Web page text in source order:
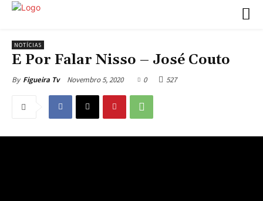
NOTÍCIAS
E Por Falar Nisso – José Couto
By Figueira Tv Novembro 5, 2020 0 527